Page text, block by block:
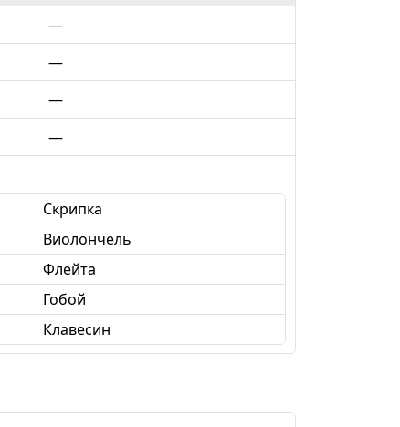
—
—
—
—
Скрипка
Виолончель
Флейта
Гобой
Клавесин